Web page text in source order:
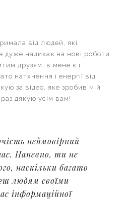
від людей, які
дуже надихає на нові роботи
друзям, в мене є і
натхнення і енергії від
за відео, яке зробив мій
дякую усім вам!
неймовірний
Напевно, ти не
наскільки багато
людям своїми
інформаційної